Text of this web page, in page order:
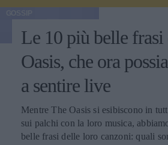
Le 10 più belle frasi
Oasis, che ora
a sentire live
Mentre The Oasis si esibiscono in
sui palchi con la loro musica,
belle frasi delle loro canzoni: quali